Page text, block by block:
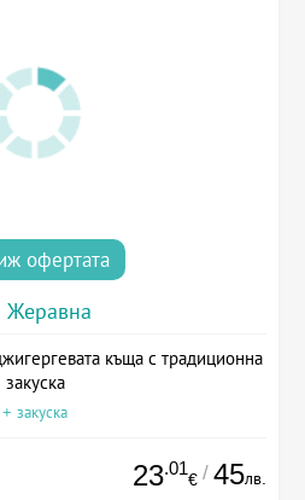
офертата
Жеравна
къща с традиционна
закуска
+ закуска
23.01
€ / 45лв.